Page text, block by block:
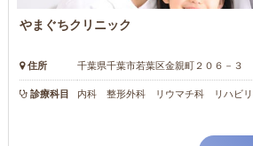
やまぐちクリニック
住所 千葉県千葉市若葉区金親町２０６－３
診療科目 内科 整形外科 リウマチ科 リハビリ